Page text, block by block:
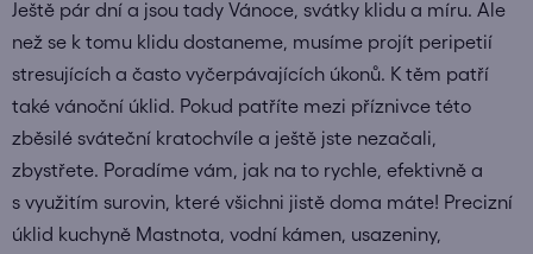
Ještě pár dní a jsou tady Vánoce, svátky klidu a míru. Ale
než se k tomu klidu dostaneme, musíme projít peripetií
stresujících a často vyčerpávajících úkonů. K těm patří
také vánoční úklid. Pokud patříte mezi příznivce této
zběsilé sváteční kratochvíle a ještě jste nezačali,
zbystřete. Poradíme vám, jak na to rychle, efektivně a
s využitím surovin, které všichni jistě doma máte! Precizní
úklid kuchyně Mastnota, vodní kámen, usazeniny,